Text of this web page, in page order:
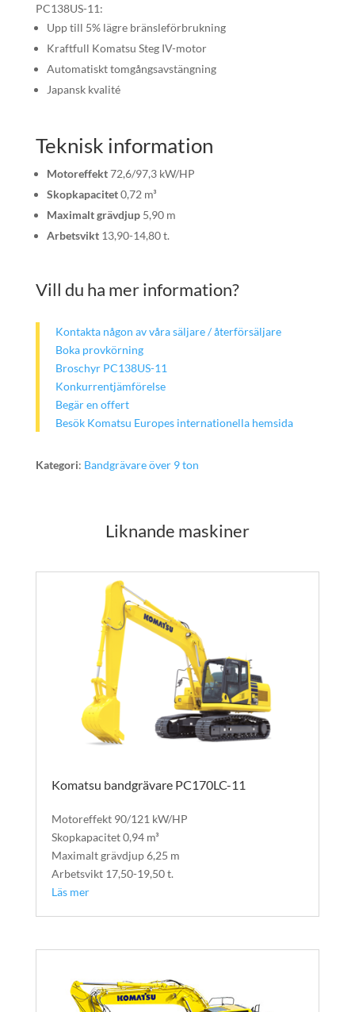
PC138US-11:
Upp till 5% lägre bränsleförbrukning
Kraftfull Komatsu Steg IV-motor
Automatiskt tomgångsavstängning
Japansk kvalité
Teknisk information
Motoreffekt72,6/97,3 kW/HP
Skopkapacitet0,72 m³
Maximalt grävdjup5,90 m
Arbetsvikt13,90-14,80 t.
Vill du ha mer information?
Kontakta någon av våra säljare / återförsäljare
Boka provkörning
Broschyr PC138US-11
Konkurrentjämförelse
Begär en offert
Besök Komatsu Europes internationella hemsida
Kategori: Bandgrävare över 9 ton
Liknande maskiner
Komatsu bandgrävare PC170LC-11
Motoreffekt 90/121 kW/HP
Skopkapacitet 0,94 m³
Maximalt grävdjup 6,25 m
Arbetsvikt 17,50-19,50 t.
Läs mer